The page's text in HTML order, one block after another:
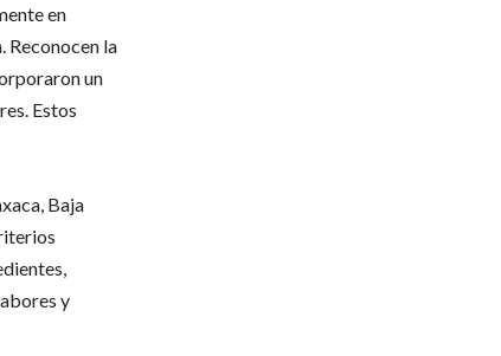
en
Reconocen la
un
Estos
Baja
y